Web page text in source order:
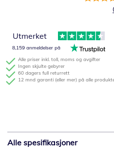
Alle priser inkl. toll, moms og avgifter
Ingen skjulte gebyrer
60 dagers full returrett
12 mnd garanti (eller mer) på alle
Utmerket
8,159 anmeldelser på
Alle spesifikasjoner